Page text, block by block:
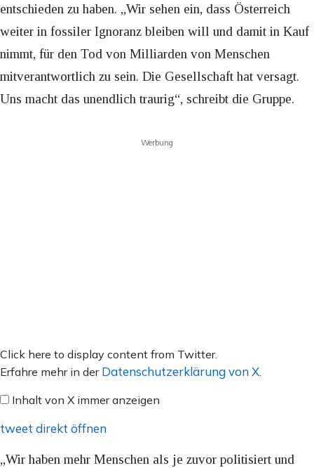
entschieden zu haben. „Wir sehen ein, dass Österreich
weiter in fossiler Ignoranz bleiben will und damit in Kauf
nimmt, für den Tod von Milliarden von Menschen
mitverantwortlich zu sein. Die Gesellschaft hat versagt.
Uns macht das unendlich traurig“, schreibt die Gruppe.
Werbung
Inhalt
von
anzeigen
Click here to display content from Twitter.
Erfahre mehr in der Datenschutzerklärung von X.
Inhalt von X immer anzeigen
tweet direkt öffnen
„Wir haben mehr Menschen als je zuvor politisiert und